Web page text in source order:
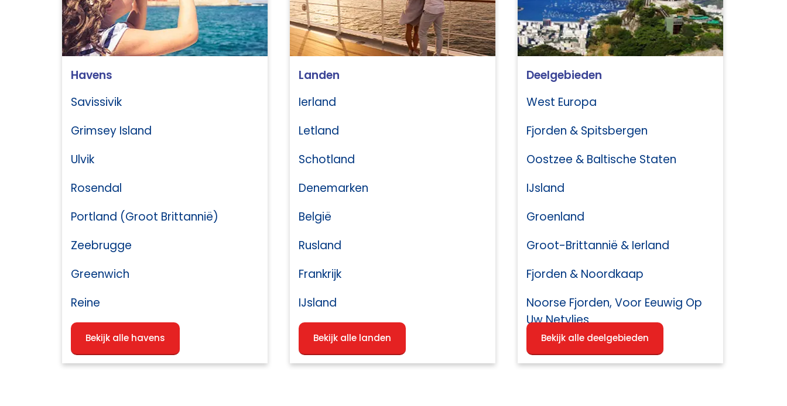
Havens
Savissivik
Grimsey Island
Ulvik
Rosendal
Portland (Groot Brittannië)
Zeebrugge
Greenwich
Reine
Bekijk alle havens
Landen
Ierland
Letland
Schotland
Denemarken
België
Rusland
Frankrijk
IJsland
Bekijk alle landen
Deelgebieden
West Europa
Fjorden & Spitsbergen
Oostzee & Baltische Staten
IJsland
Groenland
Groot-Brittannië & Ierland
Fjorden & Noordkaap
Noorse Fjorden, Voor Eeuwig Op
Uw Netvlies
Bekijk alle deelgebieden